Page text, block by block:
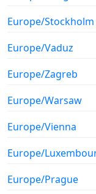
Europe/Stockholm
Europe/Vaduz
Europe/Zagreb
Europe/Warsaw
Europe/Vienna
Europe/
Europe/Prague